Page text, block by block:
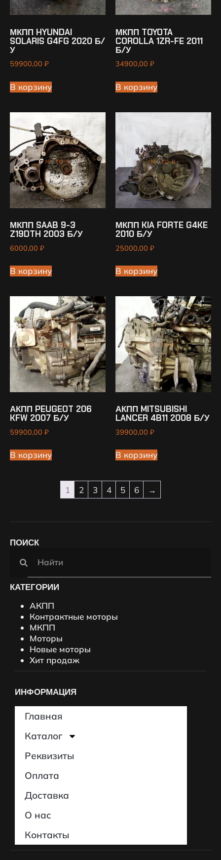
МКПП HYUNDAI
SOLARIS G4FG 2020 Б/
У
59900,00 ₽
В корзину
МКПП TOYOTA
COROLLA 1ZR-FE 2011
Б/У
34900,00 ₽
В корзину
МКПП SAAB 9-3
Z19DTH 2003 Б/У
6000,00 ₽
В корзину
МКПП KIA FORTE G4KE
2010 Б/У
25000,00 ₽
В корзину
АКПП PEUGEOT 206
KFW 2007 Б/У
59900,00 ₽
В корзину
АКПП MITSUBISHI
LANCER 4B11 2008 Б/У
39900,00 ₽
В корзину
1 2 3 4 5 6 →
ПОИСК
КАТЕГОРИИ
АКПП
Контрактные моторы
МКПП
Моторы
Новые моторы
Хит продаж
ИНФОРМАЦИЯ
Главная
Каталог
Реквизиты
Оплата
Доставка
О нас
Контакты